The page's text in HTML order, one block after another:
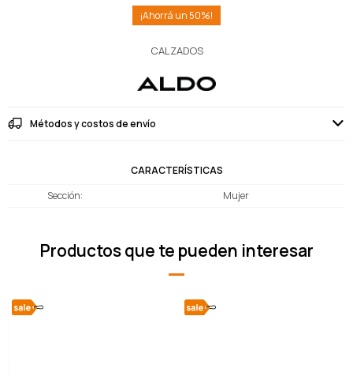
50
CALZADOS
Métodos y costos de envío
CARACTERÍSTICAS
Sección
Mujer
Productos que te pueden interesar